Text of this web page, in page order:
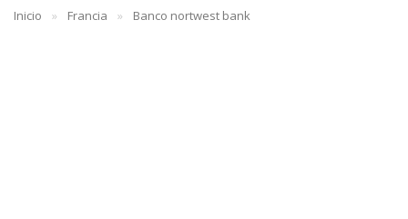
Inicio Francia Banco nortwest bank